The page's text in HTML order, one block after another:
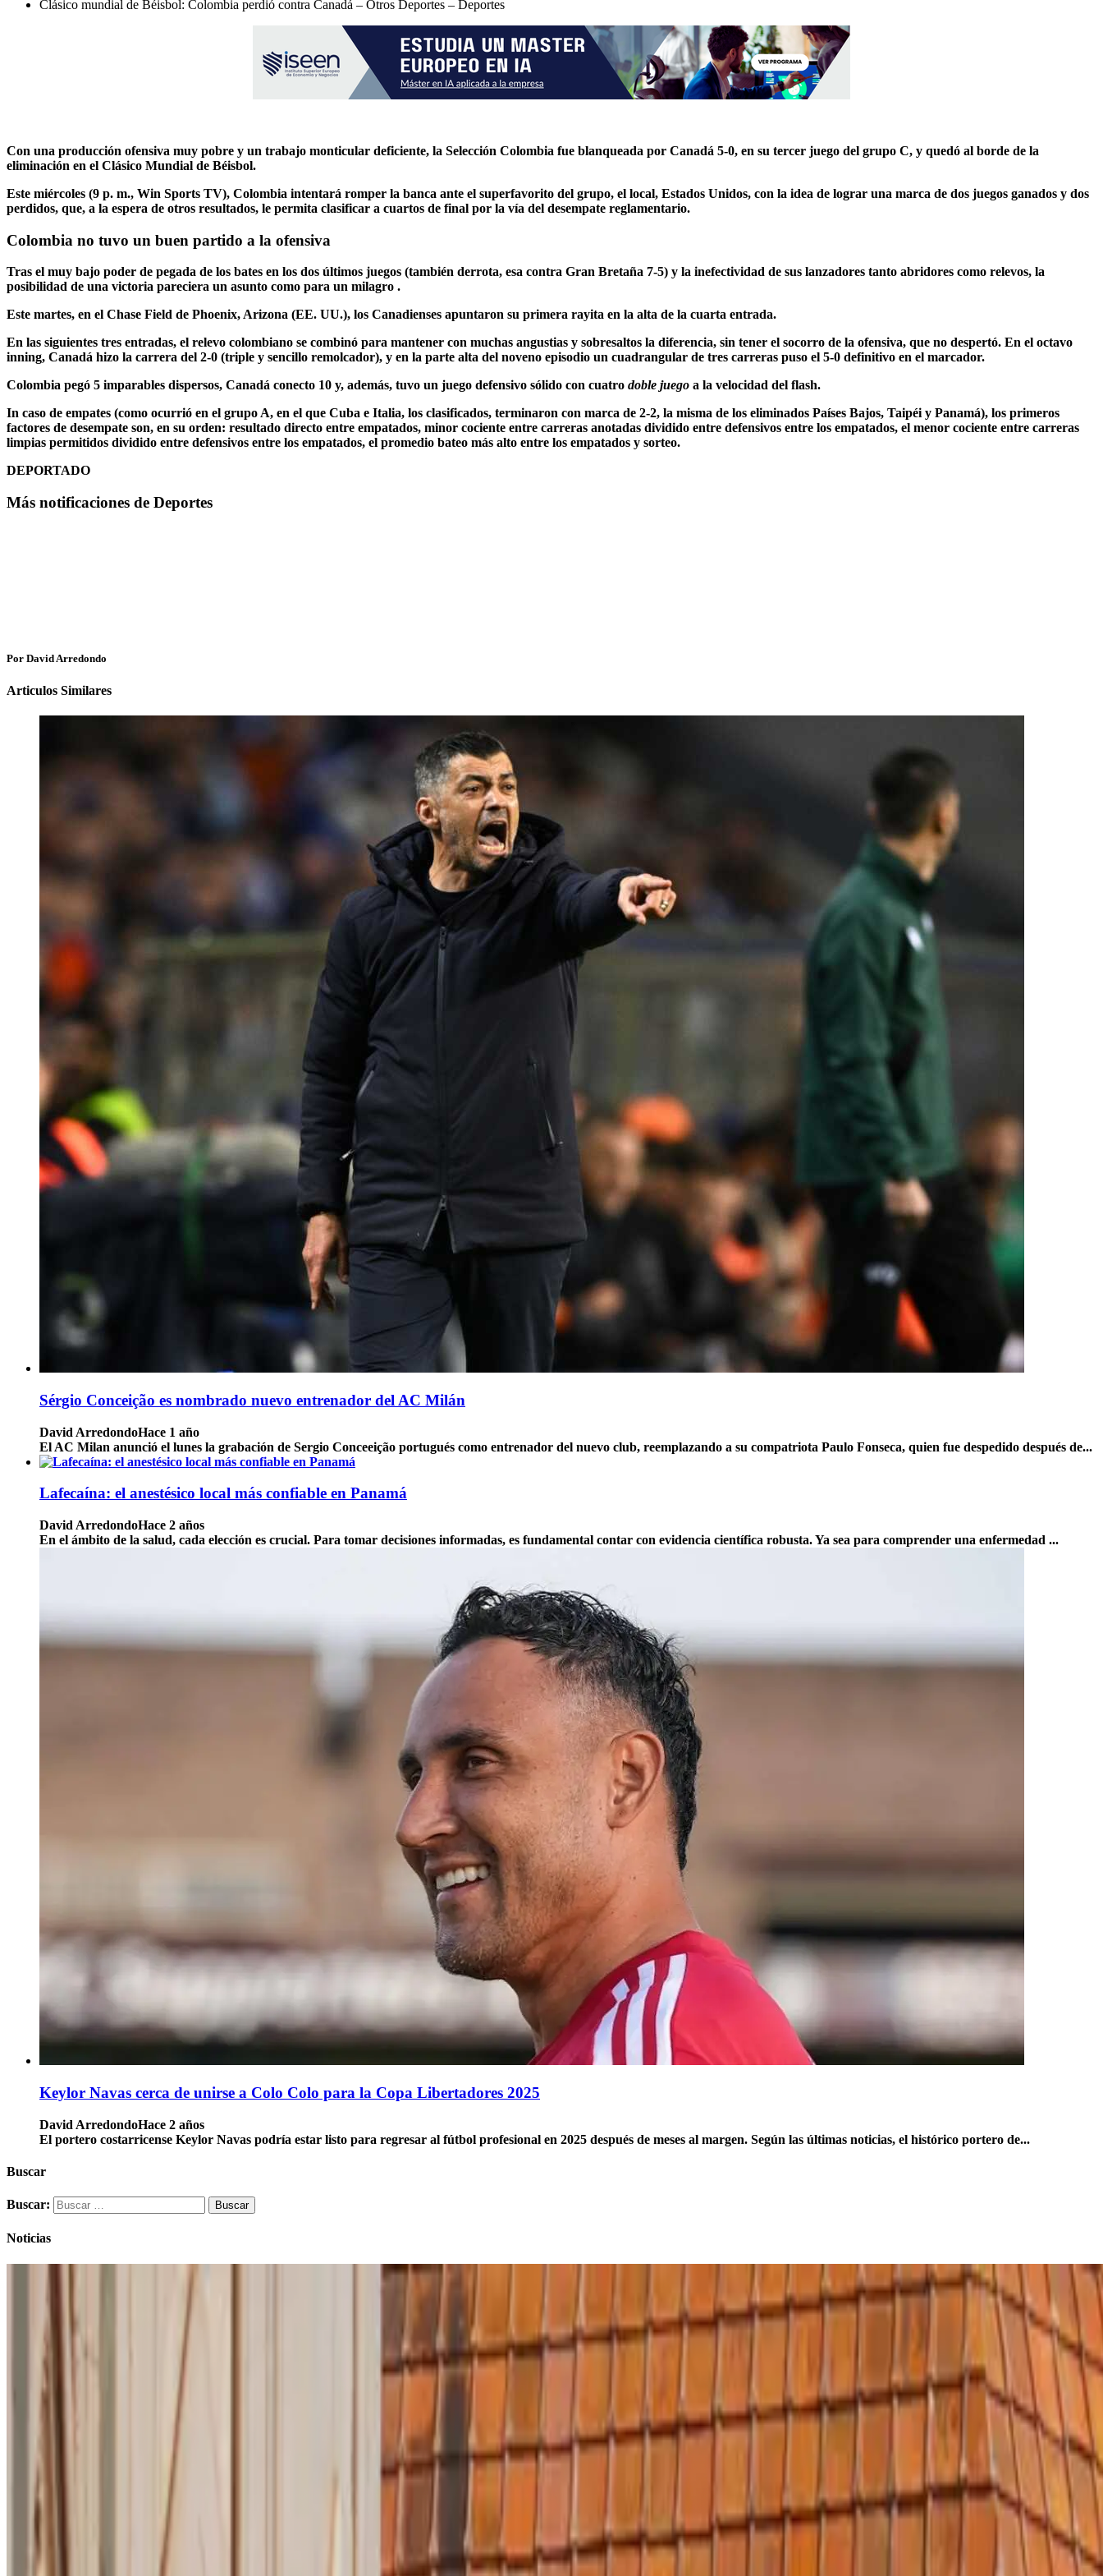
Clásico mundial de Béisbol: Colombia perdió contra Canadá – Otros Deportes – Deportes
Con una producción ofensiva muy pobre y un trabajo monticular deficiente, la Selección Colombia fue blanqueada por Canadá 5-0, en su tercer juego del grupo C, y quedó al borde de la
eliminación en el Clásico Mundial de Béisbol.
Este miércoles (9 p. m., Win Sports TV), Colombia intentará romper la banca ante el superfavorito del grupo, el local, Estados Unidos, con la idea de lograr una marca de dos juegos ganados y dos
perdidos, que, a la espera de otros resultados, le permita clasificar a cuartos de final por la vía del desempate reglamentario.
Colombia no tuvo un buen partido a la ofensiva
Tras el muy bajo poder de pegada de los bates en los dos últimos juegos (también derrota, esa contra Gran Bretaña 7-5) y la inefectividad de sus lanzadores tanto abridores como relevos, la
posibilidad de una victoria pareciera un asunto como para un milagro .
Este martes, en el Chase Field de Phoenix, Arizona (EE. UU.), los Canadienses apuntaron su primera rayita en la alta de la cuarta entrada.
En las siguientes tres entradas, el relevo colombiano se combinó para mantener con muchas angustias y sobresaltos la diferencia, sin tener el socorro de la ofensiva, que no despertó. En el octavo
inning, Canadá hizo la carrera del 2-0 (triple y sencillo remolcador), y en la parte alta del noveno episodio un cuadrangular de tres carreras puso el 5-0 definitivo en el marcador.
Colombia pegó 5 imparables dispersos, Canadá conecto 10 y, además, tuvo un juego defensivo sólido con cuatro doble juego a la velocidad del flash.
In caso de empates (como ocurrió en el grupo A, en el que Cuba e Italia, los clasificados, terminaron con marca de 2-2, la misma de los eliminados Países Bajos, Taipéi y Panamá), los primeros
factores de desempate son, en su orden: resultado directo entre empatados, minor cociente entre carreras anotadas dividido entre defensivos entre los empatados, el menor cociente entre carreras
limpias permitidos dividido entre defensivos entre los empatados, el promedio bateo más alto entre los empatados y sorteo.
DEPORTADO
Más notificaciones de Deportes
Por David Arredondo
Articulos Similares
Sérgio Conceição es nombrado nuevo entrenador del AC Milán
David ArredondoHace 1 año
El AC Milan anunció el lunes la grabación de Sergio Conceeição portugués como entrenador del nuevo club, reemplazando a su compatriota Paulo Fonseca, quien fue despedido después de...
Lafecaína: el anestésico local más confiable en Panamá
David ArredondoHace 2 años
En el ámbito de la salud, cada elección es crucial. Para tomar decisiones informadas, es fundamental contar con evidencia científica robusta. Ya sea para comprender una enfermedad ...
Keylor Navas cerca de unirse a Colo Colo para la Copa Libertadores 2025
David ArredondoHace 2 años
El portero costarricense Keylor Navas podría estar listo para regresar al fútbol profesional en 2025 después de meses al margen. Según las últimas noticias, el histórico portero de...
Buscar
Buscar:
Noticias